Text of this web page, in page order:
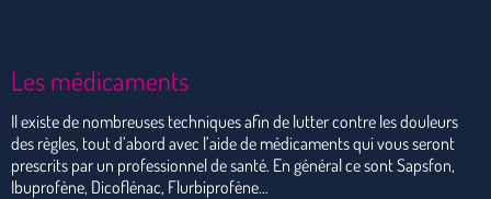
Les médicaments
Il existe de nombreuses techniques afin de lutter contre les douleurs
des règles, tout d’abord avec l’aide de médicaments qui vous seront
prescrits par un professionnel de santé. En général ce sont Sapsfon,
Ibuprofène, Dicoflénac, Flurbiprofène…